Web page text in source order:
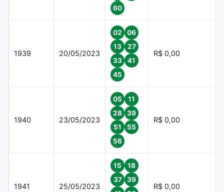
60
1939 20/05/2023
02
06
13
27
33
41
45
R$ 0,00
1940 23/05/2023
05
11
28
39
51
55
56
R$ 0,00
1941 25/05/2023
15
18
37
39
R$ 0,00